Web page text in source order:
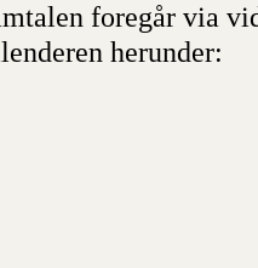
foregår via
herunder: